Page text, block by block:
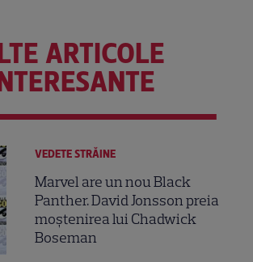
ARTICOLE
VEDETE STRĂINE
Marvel are un nou Black
Panther. David Jonsson preia
moștenirea lui Chadwick
Boseman